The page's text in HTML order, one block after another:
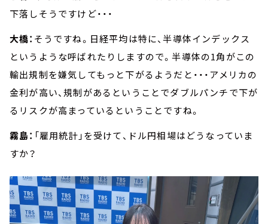
下落しそうですけど・・・
大橋： そうですね。日経平均は特に、半導体インデックス
というような呼ばれたりしますので。半導体の1角がこの
輸出規制を嫌気してもっと下がるようだと・・・アメリカの
金利が高い、規制があるということでダブルパンチで下が
るリスクが高まっているということですね。
霧島： 「雇用統計」を受けて、ドル円相場はどうなっていま
すか？